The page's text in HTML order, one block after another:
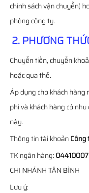
chính sách vận chuyển)
phòng công ty.
2. PHƯƠNG
Chuyển tiền, chuyển
hoặc qua thẻ.
Áp dụng cho khách hàng
phí và khách hàng có
này.
Thông tin tài khoảnCông
TK ngân hàng:
CHI NHÁNH TÂN BÌNH
Lưu ý: